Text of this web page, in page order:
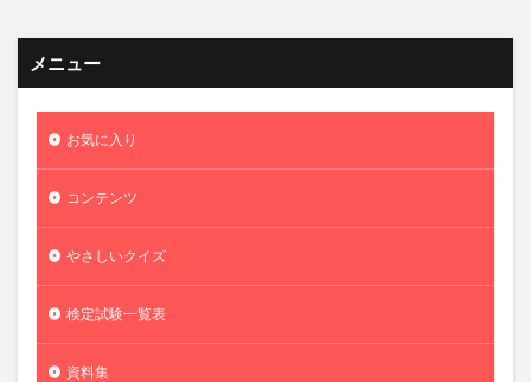
メニュー
お気に入り
コンテンツ
やさしいクイズ
検定試験一覧表
資料集